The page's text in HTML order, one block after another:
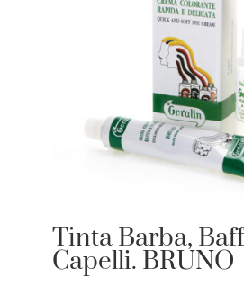
Tinta Barba,
Capelli. BRUNO